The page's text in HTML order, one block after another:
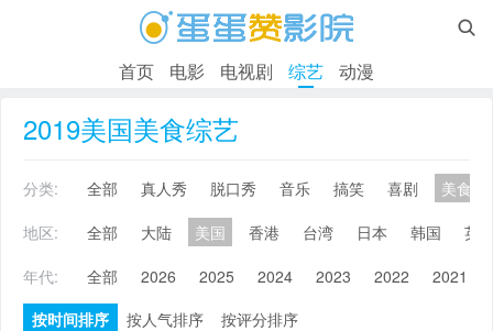

首页 电影 电视剧 综艺 动漫
2019美国美食综艺
分类: 全部 真人秀 脱口秀 音乐 搞笑 喜剧
美食
地区:
全部 大陆 美国 香港 台湾 日本 韩国
英
年代:
全部 2026 2025 2024 2023 2022 2021
按时间排序
按人气排序 按评分排序